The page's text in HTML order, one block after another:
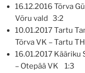
16.12.2016 Tõrva
Võru vald 3:2
10.01.2017 Tartu
Tõrva VK – Tartu
16.01.2017
– Otepää VK 1:3